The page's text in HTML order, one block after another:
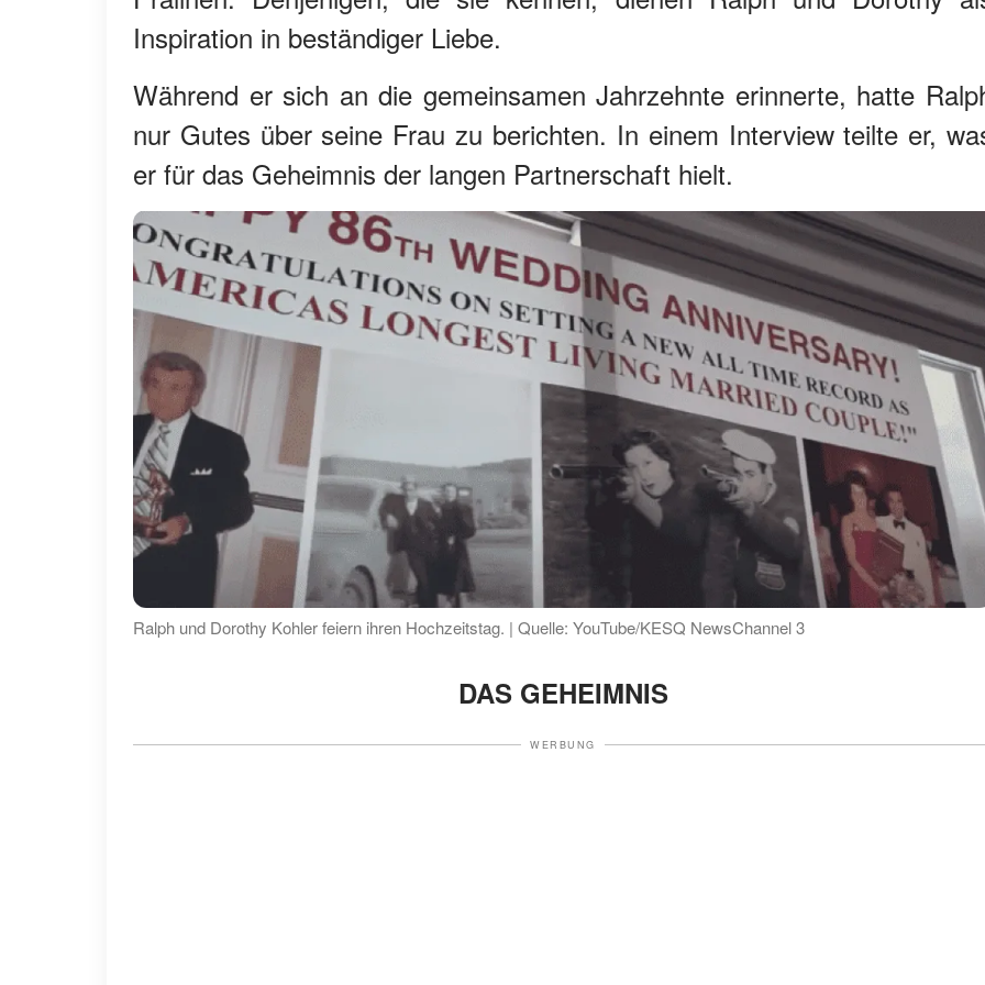
Inspiration in beständiger Liebe.
Während er sich an die gemeinsamen Jahrzehnte erinnerte, hatte
nur Gutes über seine Frau zu berichten. In einem Interview teilte er,
er für das Geheimnis der langen Partnerschaft hielt.
Ralph und Dorothy Kohler feiern ihren Hochzeitstag. | Quelle: YouTube/KESQ NewsChannel 3
DAS GEHEIMNIS
WERBUNG